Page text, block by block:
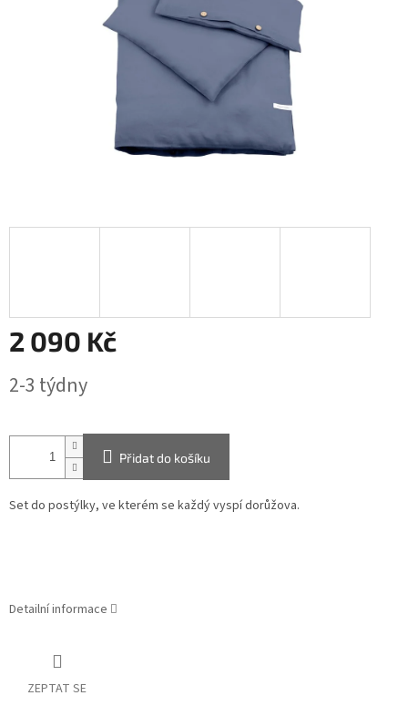
2 090 Kč
cena:
2-3 týdny
Přidat do košíku
Set do postýlky, ve kterém se každý vyspí dorůžova.
Detailní informace
ZEPTAT SE